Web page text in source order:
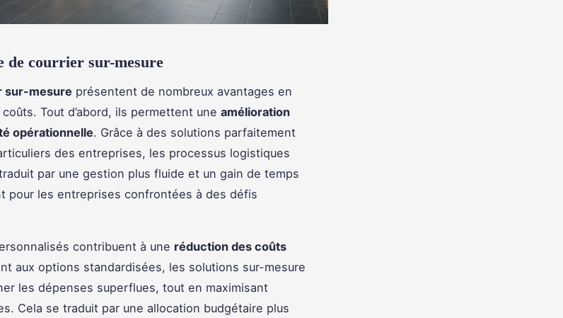
de courrier sur-mesure
sur-mesure présentent de nombreux avantages en
Tout d’abord, ils permettent une amélioration
opérationnelle. Grâce à des solutions parfaitement
des entreprises, les processus logistiques
par une gestion plus fluide et un gain de temps
pour les entreprises confrontées à des défis
contribuent à une réduction des coûts
aux options standardisées, les solutions sur-mesure
les dépenses superflues, tout en maximisant
Cela se traduit par une allocation budgétaire plus